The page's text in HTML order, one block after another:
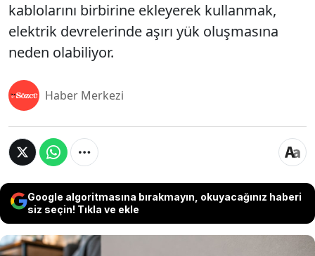
kablolarını birbirine ekleyerek kullanmak,
elektrik devrelerinde aşırı yük oluşmasına
neden olabiliyor.
Haber Merkezi
Google algoritmasına bırakmayın, okuyacağınız haberi
siz seçin! Tıkla ve ekle